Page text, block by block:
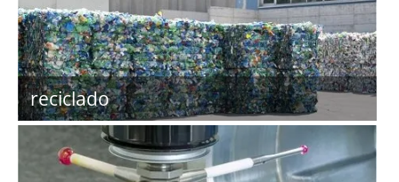
reciclado